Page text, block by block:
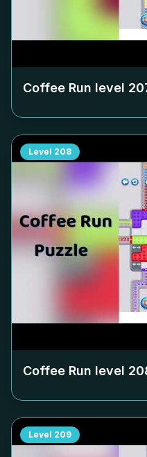
Coffee Run level
Level 208
Coffee Run level
Level 209